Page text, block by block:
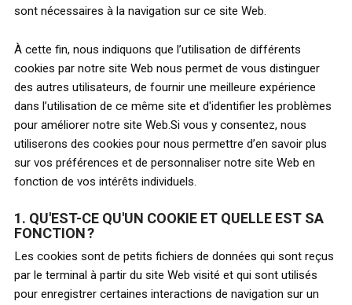
sont nécessaires à la navigation sur ce site Web.
À cette fin, nous indiquons que l’utilisation de différents
cookies par notre site Web nous permet de vous distinguer
des autres utilisateurs, de fournir une meilleure expérience
dans l’utilisation de ce même site et d'identifier les problèmes
pour améliorer notre site Web.Si vous y consentez, nous
utiliserons des cookies pour nous permettre d’en savoir plus
sur vos préférences et de personnaliser notre site Web en
fonction de vos intérêts individuels.
1. QU'EST-CE QU'UN COOKIE ET QUELLE EST SA
FONCTION ?
Les cookies sont de petits fichiers de données qui sont reçus
par le terminal à partir du site Web visité et qui sont utilisés
pour enregistrer certaines interactions de navigation sur un